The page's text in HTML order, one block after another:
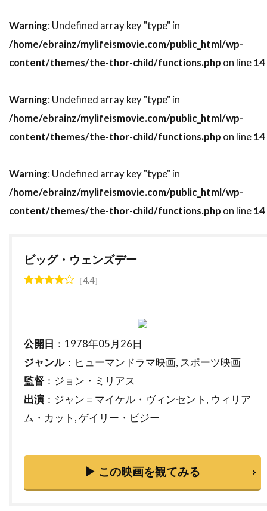
トルネード・フィルム
トルーディ・スタイラー
トレイシー・ウォルター
トレバー・モーガン
トレヴァ・エチエンヌ
トレヴァー・ジョーンズ
トーマス・F・ウィルソン
トーマス・G・ウェイツ
トーマス・M・ハーメル
トーマス・アラナ
トーマス・アルフレッドソン
トーマス・サングスター
トーマス・タル
トーマス・マッカーシー
トーマス・マン
ドイツ
ドゥニ・ヴィルヌーヴ
ドディ・ドーン
ドナルド・J・リー・Jr
ドナルド・サザーランド
ドナルド・ダック・ダン
ドナルド・フュリラブ
ドナルド・プレザンス
ドナルド・モファット
Warning: Undefined array key "type" in
/home/ebrainz/mylifeismovie.com/public_html/wp-
content/themes/the-thor-child/functions.php on line14
Warning: Undefined array key "type" in
/home/ebrainz/mylifeismovie.com/public_html/wp-
content/themes/the-thor-child/functions.php on line14
Warning: Undefined array key "type" in
/home/ebrainz/mylifeismovie.com/public_html/wp-
content/themes/the-thor-child/functions.php on line14
ビッグ・ウェンズデー
4.4
公開日 ：1978年05月26日
ジャンル：ヒューマンドラマ映画, スポーツ映画
監督 ：ジョン・ミリアス
出演 ：ジャン＝マイケル・ヴィンセント, ウィリア
ム・カット, ゲイリー・ビジー
▶ この映画を観てみる